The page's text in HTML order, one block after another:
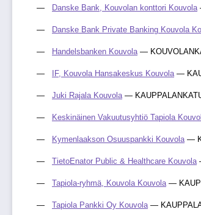
Danske Bank, Kouvolan konttori Kouvola
Danske Bank Private Banking Kouvola
Handelsbanken Kouvola —
IF, Kouvola Hansakeskus Kouvola —
Juki Rajala Kouvola —
Keskinäinen Vakuutusyhtiö Tapiola
Kymenlaakson Osuuspankki Kouvola —
TietoEnator Public & Healthcare Kouvola
Tapiola-ryhmä, Kouvola Kouvola —
Tapiola Pankki Oy Kouvola —